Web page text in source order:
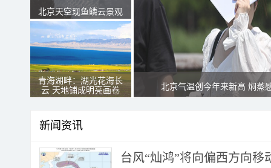
北京天空现鱼鳞云景观
青海湖畔：湖光花海长
云 天地铺成明亮画卷
北京气温创今年来新高 焖蒸
新闻资讯
台风“灿鸿”将向偏西方向移